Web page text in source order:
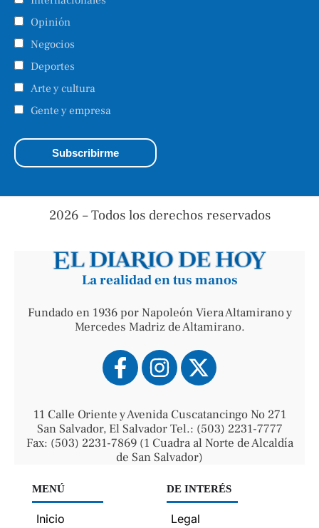
Opinión
Negocios
Deportes
Arte y cultura
Gente y empresa
2026 – Todos los derechos reservados
La realidad en tus manos
Fundado en 1936 por Napoleón Viera Altamirano y
Mercedes Madriz de Altamirano.
11 Calle Oriente y Avenida Cuscatancingo No 271
San Salvador, El Salvador Tel.: (503) 2231-7777
Fax: (503) 2231-7869 (1 Cuadra al Norte de Alcaldía
de San Salvador)
MENÚ
Inicio
DE INTERÉS
Legal